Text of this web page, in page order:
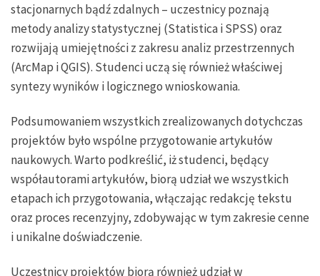
stacjonarnych bądź zdalnych – uczestnicy poznają
metody analizy statystycznej (Statistica i SPSS) oraz
rozwijają umiejętności z zakresu analiz przestrzennych
(ArcMap i QGIS). Studenci uczą się również właściwej
syntezy wyników i logicznego wnioskowania.
Podsumowaniem wszystkich zrealizowanych dotychczas
projektów było wspólne przygotowanie artykułów
naukowych. Warto podkreślić, iż studenci, będący
współautorami artykułów, biorą udział we wszystkich
etapach ich przygotowania, włączając redakcję tekstu
oraz proces recenzyjny, zdobywając w tym zakresie cenne
i unikalne doświadczenie.
Uczestnicy projektów biorą również udział w